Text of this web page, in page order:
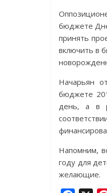
бюджете
принять
включить в
Начарьян
бюджете
день, а в
Напомним,
году для
желающие.